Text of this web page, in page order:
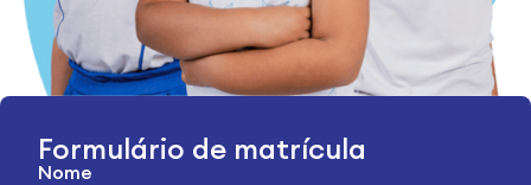
Formulário de matrícula
Nome